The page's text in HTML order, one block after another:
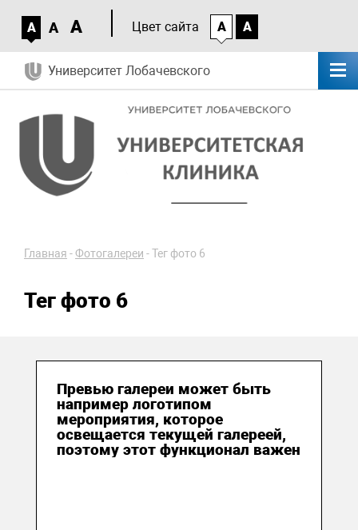
A A A Цвет сайта A A
Университет Лобачевского
Главная -Фотогалереи - Тег фото 6
Тег фото 6
Превью галереи может быть
например логотипом
мероприятия, которое
освещается текущей галереей,
поэтому этот функционал важен